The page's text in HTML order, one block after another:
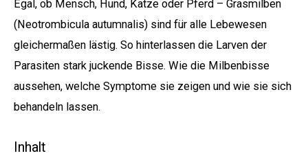
Egal, ob Mensch, Hund, Katze oder Pferd – Grasmilben
(Neotrombicula autumnalis) sind für alle Lebewesen
gleichermaßen lästig. So hinterlassen die Larven der
Parasiten stark juckende Bisse. Wie die Milbenbisse
aussehen, welche Symptome sie zeigen und wie sie sich
behandeln lassen.
Inhalt